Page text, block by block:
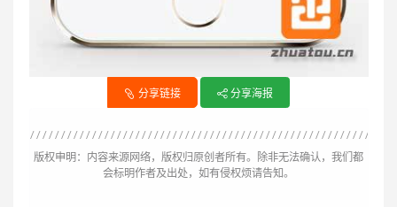
分享链接 分享海报
版权申明：内容来源网络，版权归原创者所有。除非无法确认，我们都
会标明作者及出处，如有侵权烦请告知。